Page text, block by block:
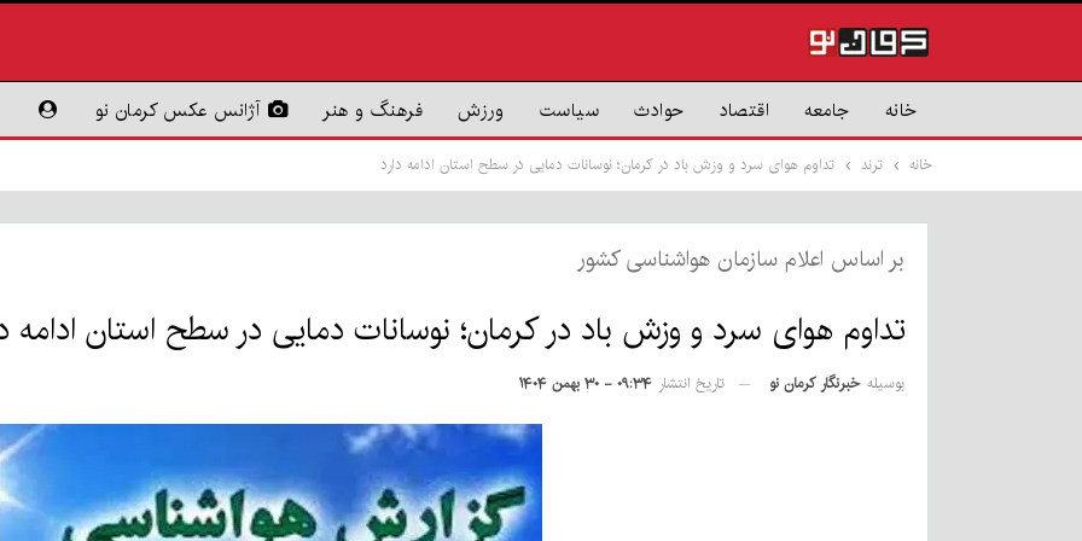
خانه جامعه اقتصاد حوادث سیاست ورزش فرهنگ و هنر آژانس عکس کرمان نو
خانه ترند تداوم هوای سرد و وزش باد در کرمان؛ نوسانات دمایی در سطح استان ادامه دارد
بر اساس اعلام سازمان هواشناسی کشور
تداوم هوای سرد و وزش باد در کرمان؛ نوسانات دمایی در سطح استان ادامه
بوسیله خبرنگار کرمان نو تاریخ انتشار ۰۹:۳۴ - ۳۰ بهمن ۱۴۰۴